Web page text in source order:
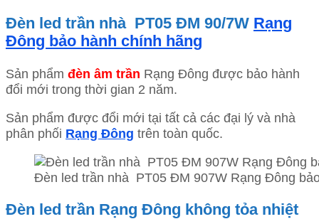
Đèn led trần nhà PT05 ĐM 90/7W Rạng
Đông bảo hành chính hãng
Sản phẩm đèn âm trần Rạng Đông được bảo hành
đổi mới trong thời gian 2 năm.
Sản phẩm được đổi mới tại tất cả các đại lý và nhà
phân phối Rạng Đông trên toàn quốc.
Đèn led trần nhà PT05 ĐM 907W Rạng Đông
Đèn led trần Rạng Đông không tỏa nhiệt